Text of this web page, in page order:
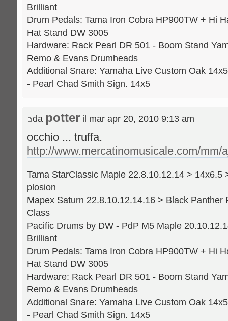
Brilliant
Drum Pedals: Tama Iron Cobra HP900TW + Hi
Hat Stand DW 3005
Hardware: Rack Pearl DR 501 - Boom Stand
Remo & Evans Drumheads
Additional Snare: Yamaha Live Custom Oak
- Pearl Chad Smith Sign. 14x5
da potter il mar apr 20, 2010 9:13 am
occhio ... truffa.
http://www.mercatinomusicale.com/mm/
Tama StarClassic Maple 22.8.10.12.14 > 14x6.5
plosion
Mapex Saturn 22.8.10.12.14.16 > Black
Class
Pacific Drums by DW - PdP M5 Maple
Brilliant
Drum Pedals: Tama Iron Cobra HP900TW + Hi
Hat Stand DW 3005
Hardware: Rack Pearl DR 501 - Boom Stand
Remo & Evans Drumheads
Additional Snare: Yamaha Live Custom Oak
- Pearl Chad Smith Sign. 14x5